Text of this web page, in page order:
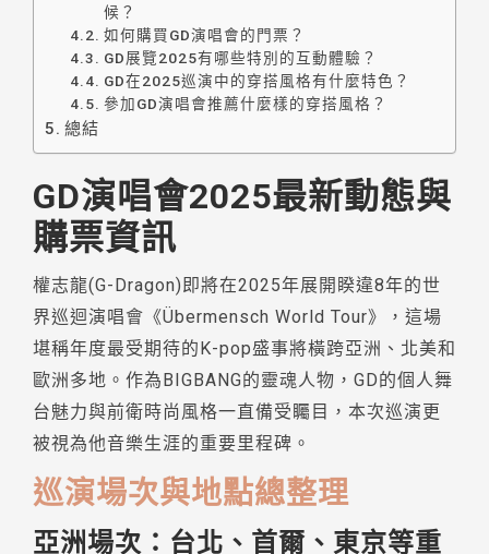
候？
如何購買GD演唱會的門票？
GD展覽2025有哪些特別的互動體驗？
GD在2025巡演中的穿搭風格有什麼特色？
參加GD演唱會推薦什麼樣的穿搭風格？
總結
GD演唱會2025最新動態與
購票資訊
權志龍(G-Dragon)即將在2025年展開睽違8年的世
界巡迴演唱會《Übermensch World Tour》，這場
堪稱年度最受期待的K-pop盛事將橫跨亞洲、北美和
歐洲多地。作為BIGBANG的靈魂人物，GD的個人舞
台魅力與前衛時尚風格一直備受矚目，本次巡演更
被視為他音樂生涯的重要里程碑。
巡演場次與地點總整理
亞洲場次：台北、首爾、東京等重